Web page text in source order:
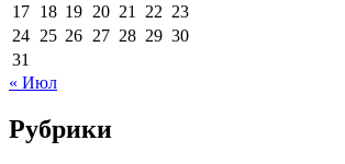
17 18 19 20 21 22 23
24 25 26 27 28 29 30
31
« Июл
Рубрики